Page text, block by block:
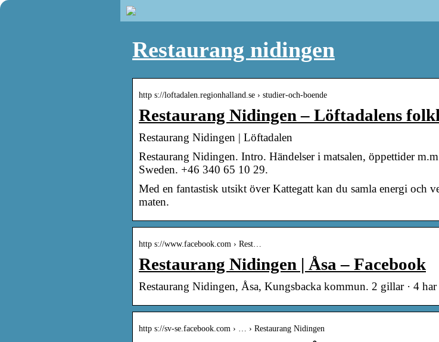
Restaurang nidingen
http s://loftadalen.regionhalland.se › studier-och-boende
Restaurang Nidingen – Löftadalens
Restaurang Nidingen | Löftadalen
Restaurang Nidingen. Intro. Händelser i matsalen, öppettider
Sweden. +46 340 65 10 29.
Med en fantastisk utsikt över Kattegatt kan du samla energi och
maten.
http s://www.facebook.com › Rest…
Restaurang Nidingen | Åsa – Facebook
Restaurang Nidingen, Åsa, Kungsbacka kommun. 2 gillar · 4
http s://sv-se.facebook.com › … › Restaurang Nidingen